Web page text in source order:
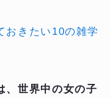
おきたい10の雑学
、世界中の女の子